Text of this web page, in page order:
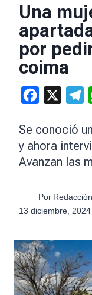
Una
por
coima
Facebook
Se conoció
y ahora
Avanzan las
Por
13 diciembre,